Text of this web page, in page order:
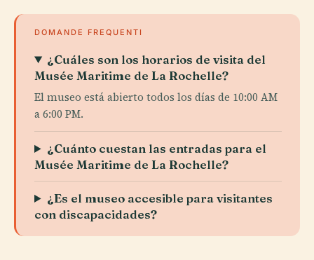
DOMANDE FREQUENTI
¿Cuáles son los horarios de visita del
Musée Maritime de La Rochelle?
El museo está abierto todos los días de 10:00 AM
a 6:00 PM.
¿Cuánto cuestan las entradas para el
Musée Maritime de La Rochelle?
¿Es el museo accesible para visitantes
con discapacidades?